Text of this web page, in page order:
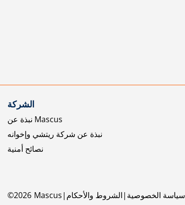
الشركة
نبذة عن Mascus
نبذة عن شركة ريتشي وإخوانه
نصائح أمنية
©2026 Mascus الشروط والأحكام سياسة الخصوصية